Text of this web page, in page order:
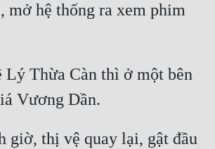
mở hệ thống ra xem phim
Lý Thừa Càn thì ở một bên
giờ, thị vệ quay lại, gật đầu